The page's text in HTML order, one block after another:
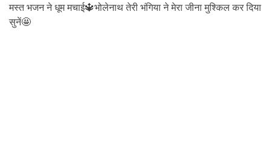
मस्त भजन ने धूम मचाई🔱भोलेनाथ तेरी भंगिया ने मेरा जीना मुश्किल कर दिया
सुनें🤩